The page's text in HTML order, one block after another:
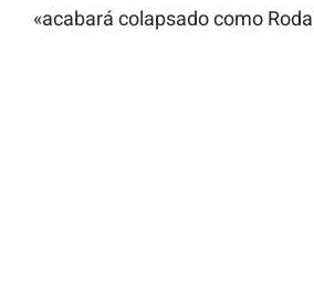
«acabará colapsado como